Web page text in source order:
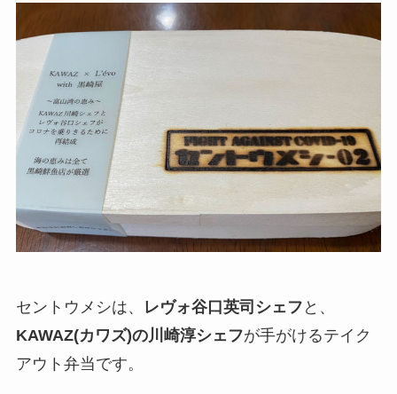
セントウメシは、 レヴォ谷口英司シェフ と、
KAWAZ(カワズ)の川崎淳シェフが手がけるテイク
アウト弁当です。